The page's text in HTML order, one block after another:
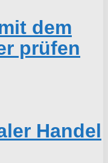
dem
prüfen
Handel